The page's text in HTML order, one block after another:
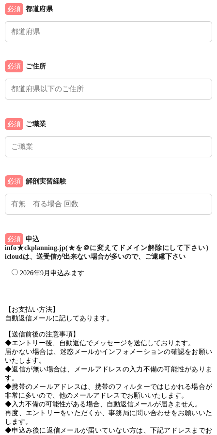
必須 都道府県
必須 ご住所
必須 ご職業
必須 解剖実習経験
必須
申込
info★ckplanning.jp(★を＠に変えてドメイン解除にして下さい）
icloudは、送受信が出来ない場合が多いので、ご遠慮下さい
2026年9月申込みます
【お支払い方法】
自動返信メールに記してあります。
【送信前後の注意事項】
◆エントリー後、自動返信でメッセージを送信しております。
届かない場合は、迷惑メールかインフォメーションの確認をお願い
いたします。
◆返信が無い場合は、メールアドレスの入力不備の可能性がありま
す。
◆携帯のメールアドレスは、携帯のフィルターではじかれる場合が
非常に多いので、他のメールアドレスでお願いいたします。
◆入力不備の可能性がある場合、自動返信メールが届きません。
再度、エントリーをいただくか、事務局に問い合わせをお願いいた
します。
◆申込み後に返信メールが届いていない方は、下記アドレスまでお